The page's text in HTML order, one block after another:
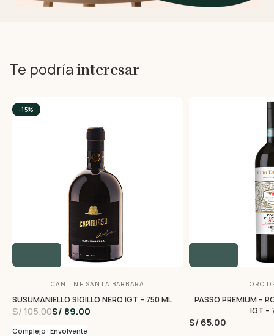
Te podría interesar
-15%
CANTINE SANTA BARBARA
SUSUMANIELLO SIGILLO NERO IGT – 750 ML
S/ 105.00S/ 89.00
Complejo · Envolvente
ORO
PASSO PREMIUM –
IGT –
S/ 65.00